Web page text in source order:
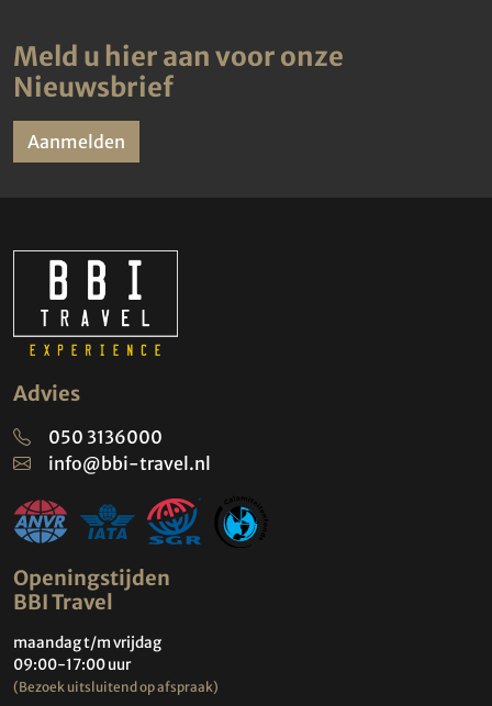
Meld u hier aan voor onze
Nieuwsbrief
Aanmelden
Advies
050 3136000
info@bbi-travel.nl
Openingstijden
BBI Travel
maandag t/m vrijdag
09:00-17:00 uur
(Bezoek uitsluitend op afspraak)